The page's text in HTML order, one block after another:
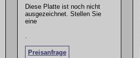
Diese Platte ist noch nicht
ausgezeichnet. Stellen Sie
eine
Preisanfrage